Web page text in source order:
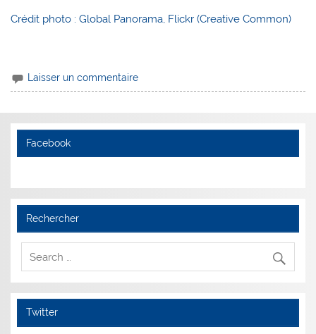
Crédit photo : Global Panorama, Flickr (Creative Common)
Laisser un commentaire
Facebook
Rechercher
Twitter